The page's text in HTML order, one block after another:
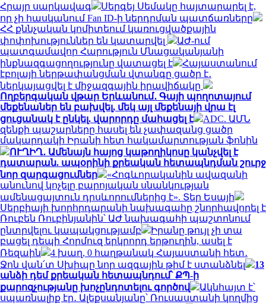
Հրայր սարկավագ
Սերգեյ Սեմակը հայտարարել է,
որ չի հասկանում Fan ID-ի ներդրման պատճառները
ՀՀ քննչական կոմիտեում կառուցվածքային
փոփոխություններ են կատարվել
ԱԺ-ում
պատգամավոր Հարություն Մնացականյանի
ինքնազգացողությունը վատացել է
Հայաստանում
էբոլայի ներթափանցման վտանգը ցածր է․
ներկայացվել է միջազգային իրավիճակը
Ողբերգական վթար Երևանում․ Գայի պողոտայում
մեքենաներ են բախվել, մեկ այլ մեքենայի վրա էլ
ցուցանակ է ընկել. վարորդը մահացել է
ADC. ԱՄՆ
զենքի պաշարները հասել են չափազանց ցածր
մակարդակի Իրանի հետ հակամարտության ֆոնին
ՈՒՂԻՂ․ Ամենայն հայոց կաթողիկոսը կանչվել է
դատարան. ապօրինի քրեական հետապնդման շուրջ
նոր զարգացումներ
«Հոգևորականին ավազանի
անունով կոչելը բարոյական սնանկության
ամենացայտուն դրսևորումներից է». Տեր Եսայի
Սերբիայի խորհրդարանի նախագահը շնորհավորել է
Ռուբեն Ռուբինյանին՝ ԱԺ նախագահի պաշտոնում
ընտրվելու կապակցությամբ
Իրանը թույլ չի տա
բացել դեպի Հորմուզ երկրորդ երթուղին, ասել է
Ռեզաին
4 խաղ, 0 հաղթանակ Հայաստանի հետ․
Ջոն վան՛տ Սխիպը նոր ազգային թիմ է ստանձնել
13
անձի դեմ քրեական հետապնդում՝ ՔՊ-ի
քարոզչությանը խոչընդոտելու գործով
Ակնհայտ է՝
սպառնալիք էր․ Ալեքսանյանը՝ Ռուսաստանի կողմից